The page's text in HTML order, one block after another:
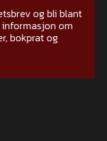
og bli blant
om
bokprat og